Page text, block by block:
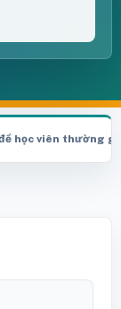
học viên thường